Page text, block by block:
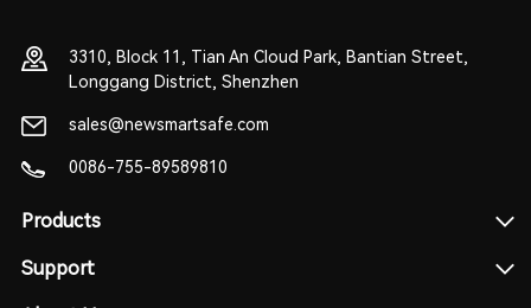
3310, Block 11, Tian An Cloud Park, Bantian Street,
Longgang District, Shenzhen
sales@newsmartsafe.com
0086-755-89589810
Products
Support